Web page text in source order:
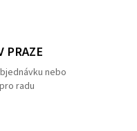
PRAZE
nebo
radu